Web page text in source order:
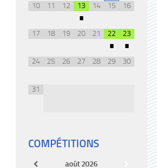
10 11 12 13
•
14 15 16
17 18 19 20 21 22
•
23
•
24 25 26 27 28 29 30
31
COMPÉTITIONS
août 2026